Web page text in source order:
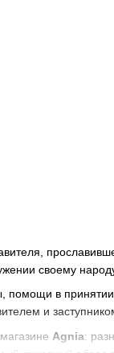
своему
в
и
Agnia: